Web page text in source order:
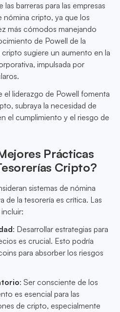
barreras para las empresas
nómina cripto, ya que los
más cómodos manejando
de Powell de la
sugiere un aumento en la
impulsada por
el liderazgo de Powell fomenta
subraya la necesidad de
el cumplimiento y el riesgo de
Prácticas
Cripto?
sistemas de nómina
de la tesorería es crítica. Las
: Desarrollar estrategias para
es crucial. Esto podría
para absorber los riesgos
: Ser consciente de los
es esencial para las
de cripto, especialmente